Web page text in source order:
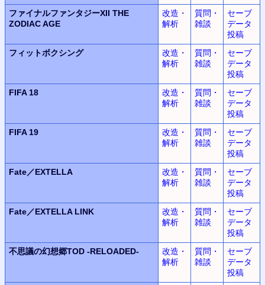
ファイナルファンタジーXII THE
ZODIAC AGE
改造・
解析
質問・
雑談
セーブ
データ
投稿
フィットボクシング
改造・
解析
質問・
雑談
セーブ
データ
投稿
FIFA 18
改造・
解析
質問・
雑談
セーブ
データ
投稿
FIFA 19
改造・
解析
質問・
雑談
セーブ
データ
投稿
Fate／EXTELLA
改造・
解析
質問・
雑談
セーブ
データ
投稿
Fate／EXTELLA LINK
改造・
解析
質問・
雑談
セーブ
データ
投稿
不思議の幻想郷TOD -RELOADED-
改造・
解析
質問・
雑談
セーブ
データ
投稿